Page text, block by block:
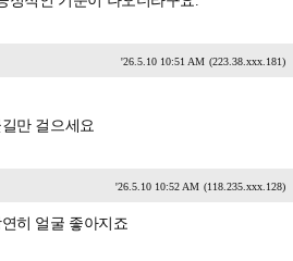
'26.5.10 10:51 AM (223.38.xxx.181)
만 걸으세요
'26.5.10 10:52 AM (118.235.xxx.128)
히 얼굴 좋아지죠